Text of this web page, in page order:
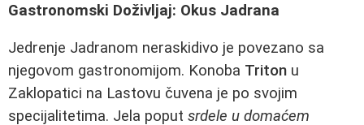
Gastronomski Doživljaj: Okus Jadrana
Jedrenje Jadranom neraskidivo je povezano sa
njegovom gastronomijom. Konoba Triton u
Zaklopatici na Lastovu čuvena je po svojim
specijalitetima. Jela poput srdele u domaćem